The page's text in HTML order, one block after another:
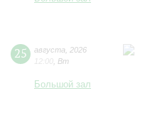
25 августа
2026
12:00 Вт
Большой зал